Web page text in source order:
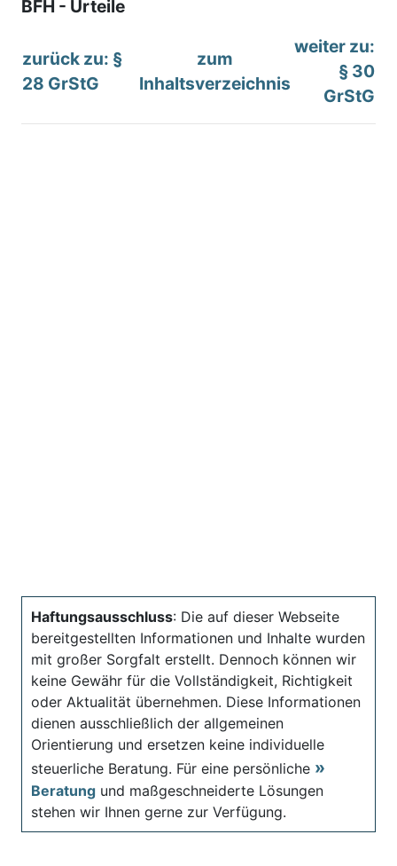
BFH - Urteile
zurück zu: §
28 GrStG
zum
Inhaltsverzeichnis
weiter zu:
§ 30
GrStG
Haftungsausschluss: Die auf dieser Webseite
bereitgestellten Informationen und Inhalte wurden
mit großer Sorgfalt erstellt. Dennoch können wir
keine Gewähr für die Vollständigkeit, Richtigkeit
oder Aktualität übernehmen. Diese Informationen
dienen ausschließlich der allgemeinen
Orientierung und ersetzen keine individuelle
steuerliche Beratung. Für eine persönliche
Beratung und maßgeschneiderte Lösungen
stehen wir Ihnen gerne zur Verfügung.